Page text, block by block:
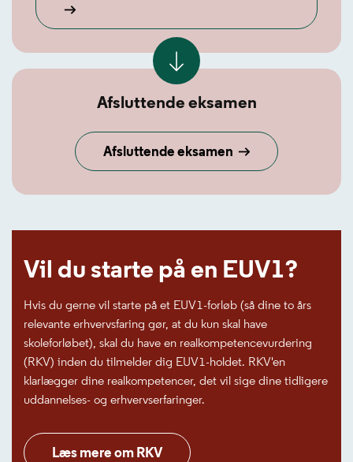
Afsluttende eksamen
Afsluttende eksamen
Vil du starte på en EUV1?
Hvis du gerne vil starte på et EUV1-forløb (så dine to års
relevante erhvervsfaring gør, at du kun skal have
skoleforløbet), skal du have en realkompetencevurdering
(RKV) inden du tilmelder dig EUV1-holdet. RKV'en
klarlægger dine realkompetencer, det vil sige dine tidligere
uddannelses- og erhvervserfaringer.
Læs mere om RKV